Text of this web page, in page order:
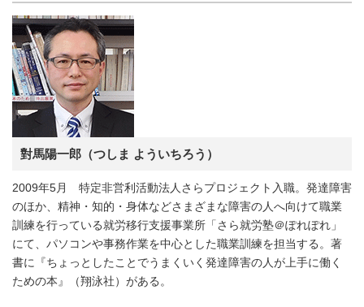
對馬陽一郎（つしま よういちろう）
2009年5月 特定非営利活動法人さらプロジェクト入職。発達障害
のほか、精神・知的・身体などさまざまな障害の人へ向けて職業
訓練を行っている就労移行支援事業所「さら就労塾＠ぽれぽれ」
にて、パソコンや事務作業を中心とした職業訓練を担当する。著
書に『ちょっとしたことでうまくいく発達障害の人が上手に働く
ための本』（翔泳社）がある。